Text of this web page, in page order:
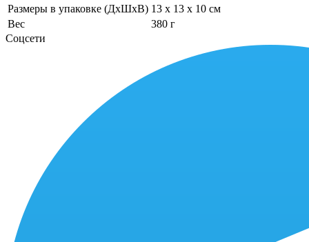
Размеры в упаковке (ДхШхВ) 13 x 13 x 10 см
Вес
380 г
Соцсети